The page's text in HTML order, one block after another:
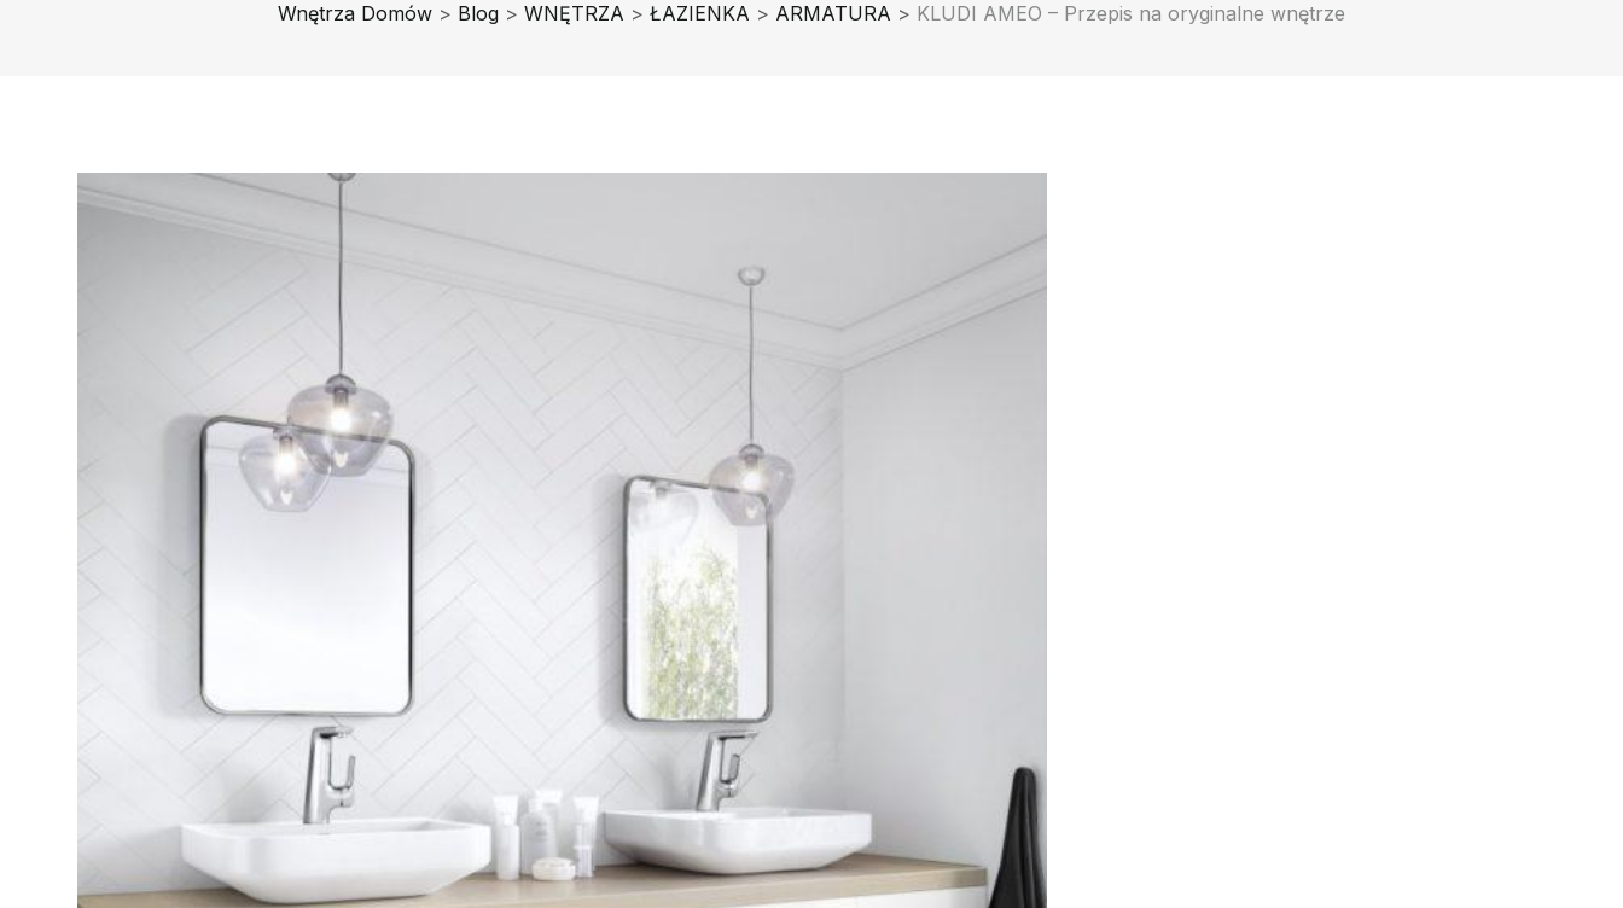
Wnętrza Domów > Blog > WNĘTRZA > ŁAZIENKA > ARMATURA > KLUDI AMEO – Przepis na oryginalne wnętrze